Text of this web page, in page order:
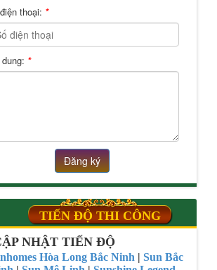
thoại: *
*
Đăng ký
TIẾN ĐỘ THI CÔNG
NHẬT TIẾN ĐỘ
Hòa Long Bắc Ninh | Sun Bắc